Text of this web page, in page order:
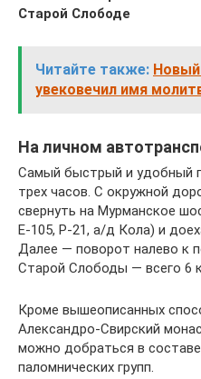
Старой Слободе
Читайте также: Новый
увековечил имя
На личном
Самый быстрый и удобный
трех часов. С окружной
свернуть на Мурманское
Е-105, Р-21, а/д Кола) и
Далее — поворот налево к
Старой Слободы — всего 6
Кроме вышеописанных
Александро-Свирский
можно добраться в
паломнических групп.